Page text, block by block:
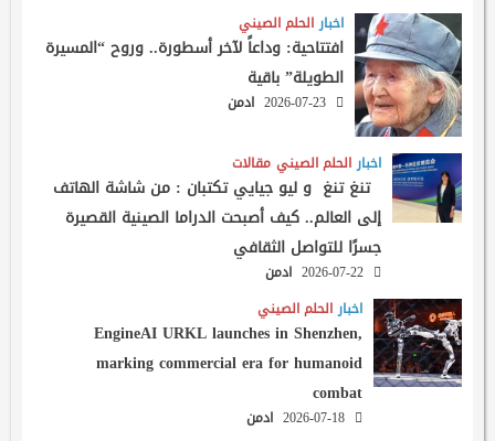
اخبار الحلم الصيني
افتتاحية: وداعاً لآخر أسطورة.. وروح “المسيرة
الطويلة” باقية
2026-07-23 ادمن
اخبار الحلم الصيني مقالات
تنغ تنغ و ليو جيايي تكتبان : من شاشة الهاتف
إلى العالم.. كيف أصبحت الدراما الصينية القصيرة
جسرًا للتواصل الثقافي
ادمن
اخبار الحلم الصيني
EngineAI URKL launches in Shenzhen,
marking commercial era for humanoid
combat
2026-07-18
ادمن